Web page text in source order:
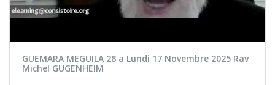
GUEMARA MEGUILA 28 a Lundi 17 Novembre 2025 Rav
Michel GUGENHEIM